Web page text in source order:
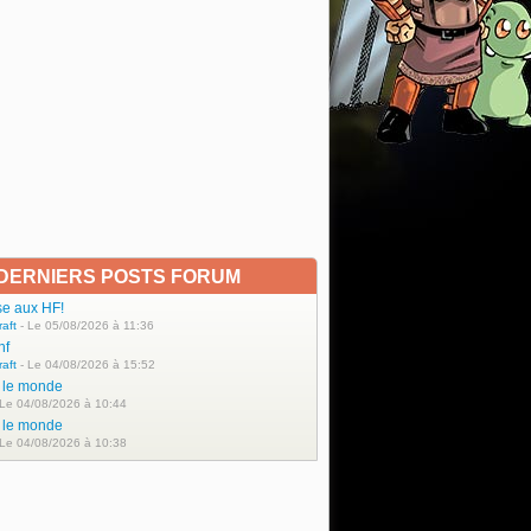
POSTS FORUM
aux HF!
- Le 05/08/2026 à 11:36
- Le 04/08/2026 à 15:52
monde
04/08/2026 à 10:44
monde
04/08/2026 à 10:38